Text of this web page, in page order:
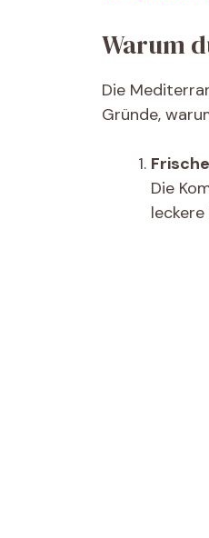
Warum
Die
Gründe,
Die